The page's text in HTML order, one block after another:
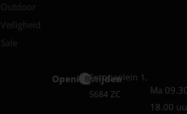
Outdoor
Veiligheid
Sale
Openingstijden
Best
Europaplein 1,
5684 ZC
Ma
18.00